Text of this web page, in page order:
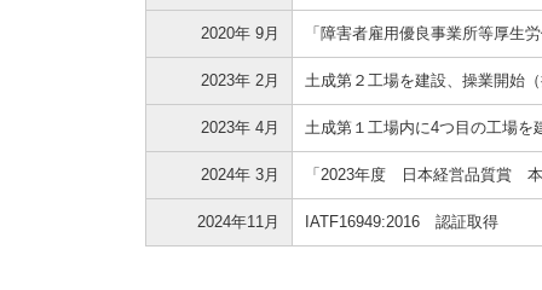
2020年 9月 「障害者雇用優良事業所等厚生
2023年 2月 土成第２工場を建設、操業開始
2023年 4月 土成第１工場内に4つ目の工場を
2024年 3月 「2023年度 日本経営品質賞
2024年11月 IATF16949:2016 認証取得